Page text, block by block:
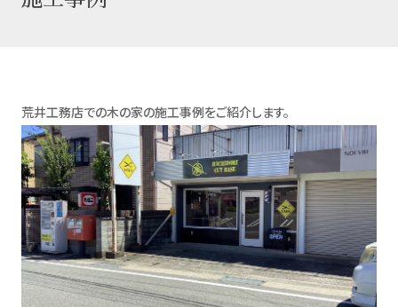
施
工
事
例
一
覧
荒井工務店での木の家の施工事例をご紹介します。